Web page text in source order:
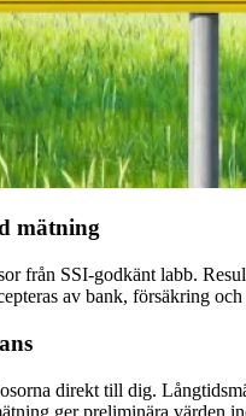
mätning
från SSI-godkänt labb.
av bank, försäkring
direkt till dig.
ger preliminära värden